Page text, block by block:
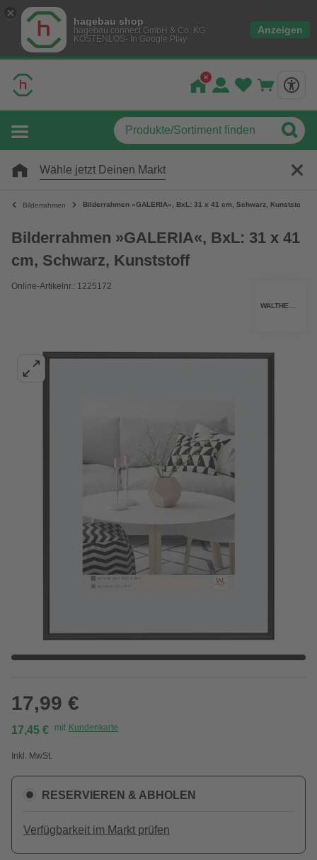
hagebau shop
hagebau connect GmbH & Co. KG
KOSTENLOS- In Google Play
Anzeigen
Wähle jetzt Deinen Markt
Bilderrahmen Bilderrahmen »GALERIA«, BxL: 31 x 41 cm, Schwarz, Kunststoff
Bilderrahmen »GALERIA«, BxL: 31 x 41
cm, Schwarz, Kunststoff
Online-Artikelnr.: 1225172
17,99 €
17,45 € mit Kundenkarte
Inkl. MwSt.
RESERVIEREN & ABHOLEN
Verfügbarkeit im Markt prüfen